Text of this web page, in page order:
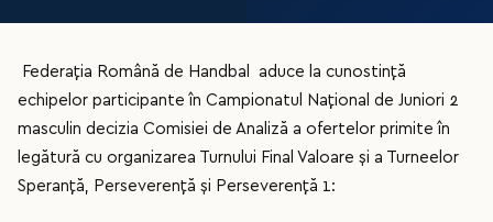
Federația Română de Handbal aduce la cunostință
echipelor participante în Campionatul Național de Juniori 2
masculin decizia Comisiei de Analiză a ofertelor primite în
legătură cu organizarea Turnului Final Valoare și a Turneelor
Speranță, Perseverență și Perseverență 1: